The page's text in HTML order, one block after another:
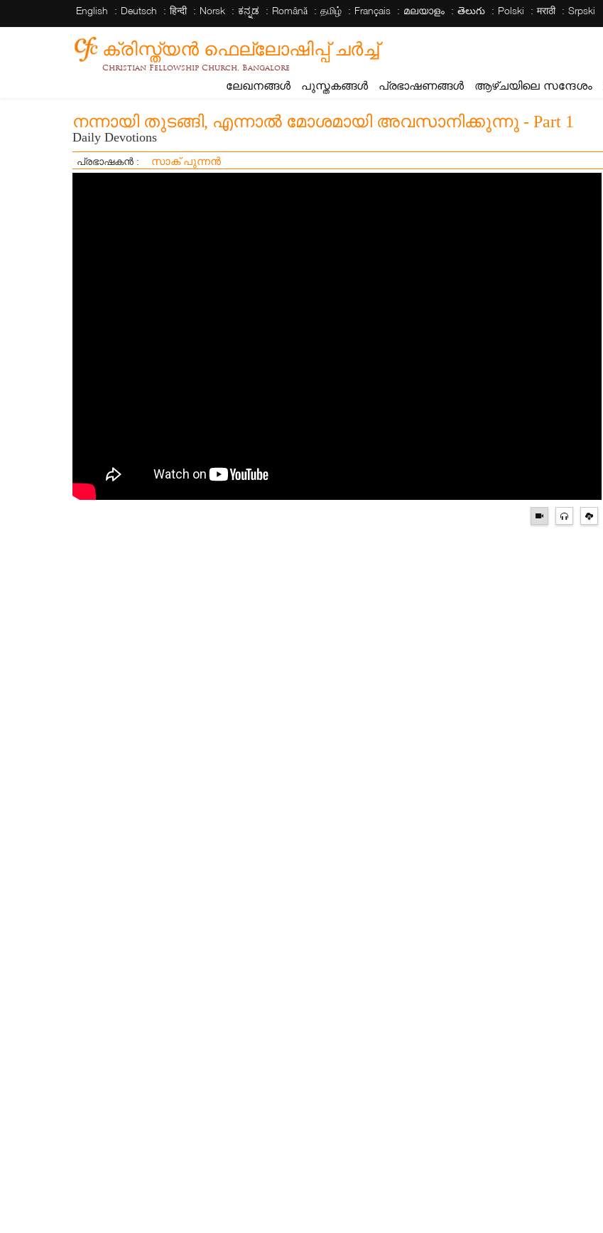
English Deutsch हिन्दी Norsk ಕನ್ನಡ Română தமிழ் Français മലയാളം తెలుగు Polski मराठी Srpski
ക്രിസ്ത്യന്‍ ഫെല്ലോഷിപ്പ് ചര്‍ച്ച്
Christian Fellowship Church, Bangalore
ലേഖനങ്ങൾ പുസ്തകങ്ങൾ പ്രഭാഷണങ്ങൾ ആഴ്ചയിലെ സന്ദേശം
നന്നായി തുടങ്ങി, എന്നാൽ മോശമായി അവസാനിക്കുന്നു - Part 1
Daily Devotions
പ്രഭാഷകൻ : സാക് പുന്നൻ